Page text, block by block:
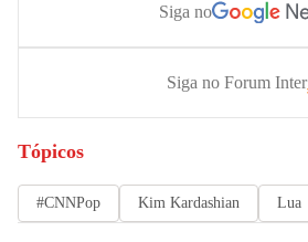
Siga no
Siga no Forum Inter
Tópicos
#CNNPop Kim Kardashian Lua